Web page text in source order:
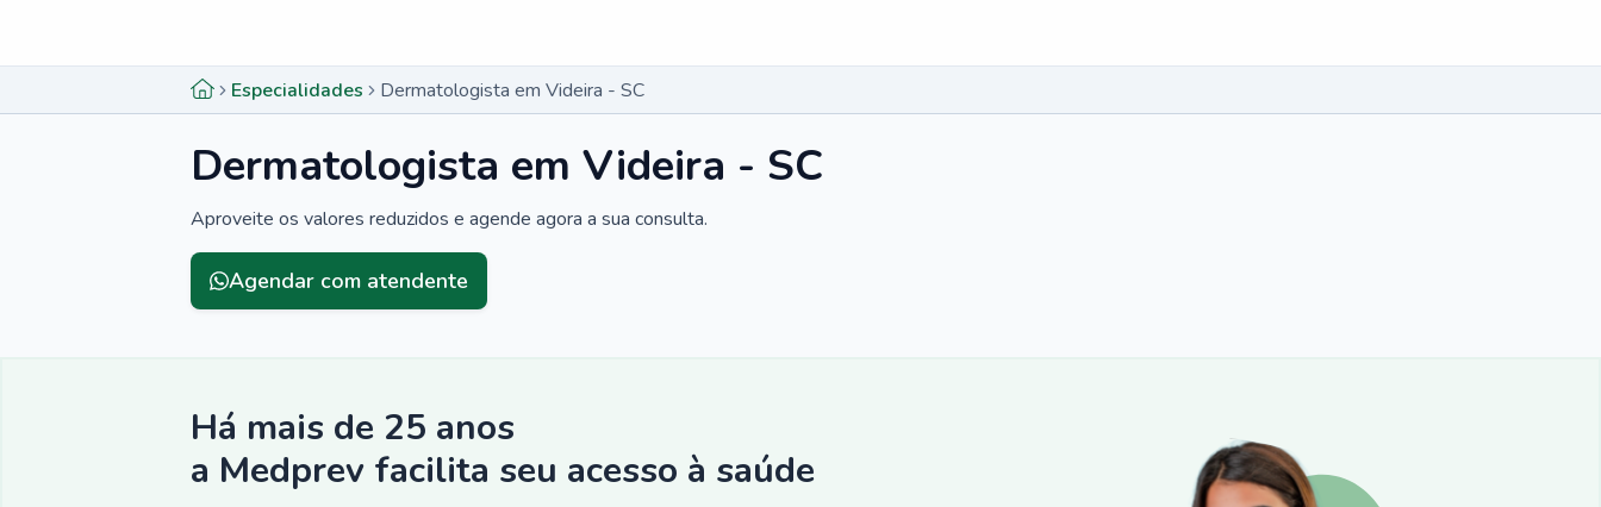
Especialidades Dermatologista em Videira - SC
Dermatologista em Videira - SC
Aproveite os valores reduzidos e agende agora a sua consulta.
Agendar com atendente
Há mais de 25 anos
a Medprev facilita seu acesso à saúde